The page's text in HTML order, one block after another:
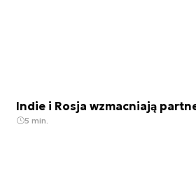
Indie i Rosja wzmacniają
5 min.